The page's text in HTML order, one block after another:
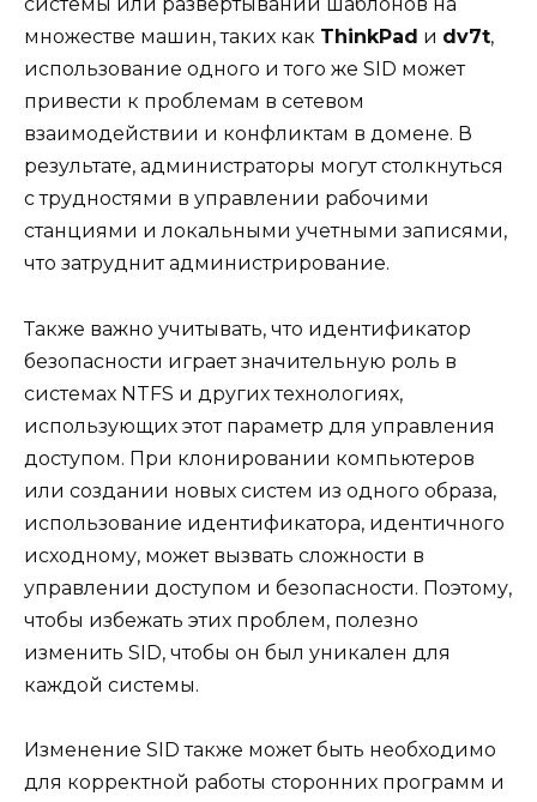
системы или развертывании шаблонов на
множестве машин, таких как ThinkPad и dv7t,
использование одного и того же SID может
привести к проблемам в сетевом
взаимодействии и конфликтам в домене. В
результате, администраторы могут столкнуться
с трудностями в управлении рабочими
станциями и локальными учетными записями,
что затруднит администрирование.
Также важно учитывать, что идентификатор
безопасности играет значительную роль в
системах NTFS и других технологиях,
использующих этот параметр для управления
доступом. При клонировании компьютеров
или создании новых систем из одного образа,
использование идентификатора, идентичного
исходному, может вызвать сложности в
управлении доступом и безопасности. Поэтому,
чтобы избежать этих проблем, полезно
изменить SID, чтобы он был уникален для
каждой системы.
Изменение SID также может быть необходимо
для корректной работы сторонних программ и